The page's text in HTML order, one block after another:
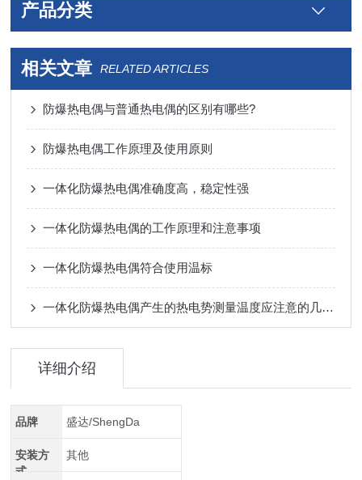
产品分类
相关文章 RELATED ARTICLES
防爆热电偶与普通热电偶的区别有哪些?
防爆热电偶工作原理及使用原则
一体化防爆热电偶准确度高，稳定性强
一体化防爆热电偶的工作原理和注意事项
一体化防爆热电偶符合使用温标
一体化防爆热电偶产生的热电势测量温度应注意的几个问题
详细介绍
品牌 盛达/ShengDa
安装方
式
其他